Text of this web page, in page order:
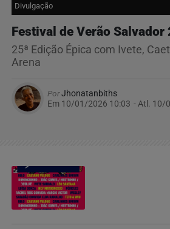
Divulgação
Festival de Verão Salvador
25ª Edição Épica com Ivete,
Arena
PorJhonatanbiths
Em 10/01/2026 10:03 - Atl. 10/